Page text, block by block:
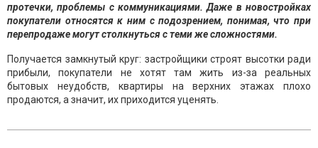
протечки, проблемы с коммуникациями. Даже в новостройках
покупатели относятся к ним с подозрением, понимая, что при
перепродаже могут столкнуться с теми же сложностями.
Получается замкнутый круг: застройщики строят высотки ради
прибыли, покупатели не хотят там жить из-за реальных
бытовых неудобств, квартиры на верхних этажах плохо
продаются, а значит, их приходится уценять.